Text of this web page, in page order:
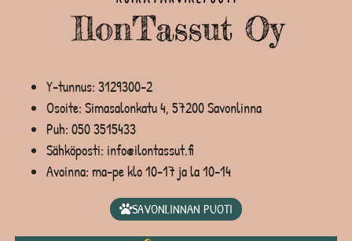
Y-tunnus: 3129300-2
Osoite: Simasalonkatu 4, 57200 Savonlinna
Puh: 050 3515433
Sähköposti: info@ilontassut.fi
Avoinna: ma-pe klo 10-17 ja la 10-14
SAVONLINNAN PUOTI